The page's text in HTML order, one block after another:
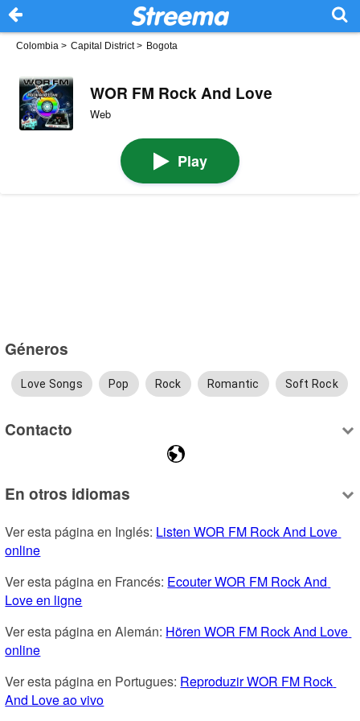
Colombia > Capital District> Bogota
WOR FM Rock And Love
Web
Play
Géneros
Love Songs Pop Rock Romantic Soft Rock
Contacto
En otros idiomas
Ver esta página en Inglés: Listen WOR FM Rock And Love
online
Ver esta página en Francés: Ecouter WOR FM Rock And
Love en ligne
Ver esta página en Alemán: Hören WOR FM Rock And Love
online
Ver esta página en Portugues: Reproduzir WOR FM Rock
And Love ao vivo